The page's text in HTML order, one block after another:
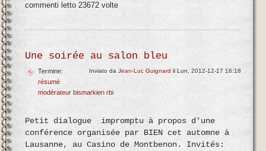
commenti letto 23672 volte
Une soirée au salon bleu
Inviato da Jean-Luc Guignard il Lun, 2012-12-17 16:18
Termine:
résumé
modérateur bismarkien rbi
Petit dialogue impromptu à propos d'une
conférence organisée par BIEN cet automne à
Lausanne, au Casino de Montbenon. Invités: